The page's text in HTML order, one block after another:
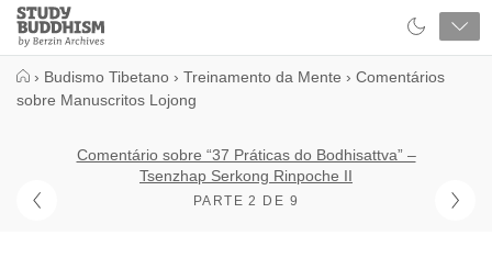
Close
Study
Buddhism
› Budismo Tibetano › Treinamento da Mente › Comentários
sobre Manuscritos Lojong
Comentário sobre “37 Práticas do Bodhisattva” –
Tsenzhap Serkong Rinpoche II
PARTE 2 DE 9